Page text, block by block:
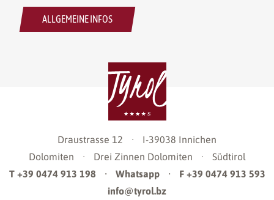
ALLGEMEINE INFOS
Draustrasse 12 · I-39038 Innichen
Dolomiten
· Drei Zinnen Dolomiten ·
Südtirol
T +39 0474 913 198
· Whatsapp ·
F +39 0474 913 593
info@tyrol.bz